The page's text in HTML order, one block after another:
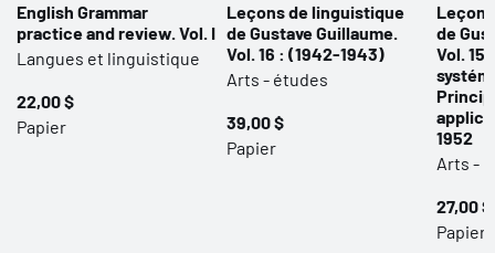
English Grammar
practice and review. Vol. I
Langues et linguistique
22,00 $
Papier
Leçons de linguistique
de Gustave Guillaume.
Vol. 16 : (1942-1943)
Arts - études
39,00 $
Papier
de
Vol. 15
1952
Arts -
27,00 $
Papier